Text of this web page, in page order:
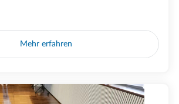
Mehr erfahren